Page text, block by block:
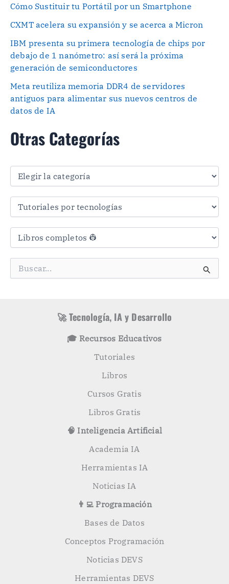
Cómo Sustituir tu Portátil por un Smartphone
CXMT acelera su expansión y se acerca a Micron
IBM presenta su primera tecnología de chips por
debajo de 1 nanómetro: así será la próxima
generación de semiconductores
Meta reutiliza memoria DDR4 de servidores
antiguos para alimentar sus nuevos centros de
datos de IA
Otras Categorías
O
a
a
🚀 Tecnología, IA y Desarrollo
🎓 Recursos Educativos
Tutoriales
Libros
Cursos Gratis
Libros Gratis
🧠 Inteligencia Artificial
Academia IA
Herramientas IA
Noticias IA
👨‍💻 Programación
Bases de Datos
Conceptos Programación
Noticias DEVS
Herramientas DEVS